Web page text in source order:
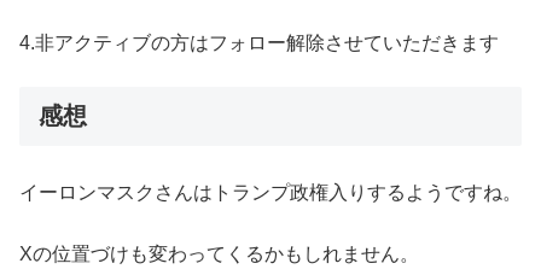
4.非アクティブの方はフォロー解除させていただきます
感想
イーロンマスクさんはトランプ政権入りするようですね。
Xの位置づけも変わってくるかもしれません。